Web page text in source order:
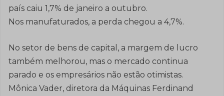
país caiu 1,7% de janeiro a outubro.
Nos manufaturados, a perda chegou a 4,7%.
No setor de bens de capital, a margem de lucro
também melhorou, mas o mercado continua
parado e os empresários não estão otimistas.
Mônica Vader, diretora da Máquinas Ferdinand